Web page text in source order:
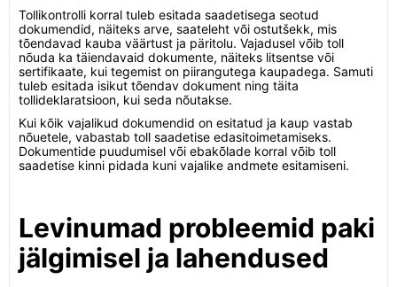
Tollikontrolli korral tuleb esitada saadetisega seotud
dokumendid, näiteks arve, saateleht või ostutšekk, mis
tõendavad kauba väärtust ja päritolu. Vajadusel võib toll
nõuda ka täiendavaid dokumente, näiteks litsentse või
sertifikaate, kui tegemist on piirangutega kaupadega. Samuti
tuleb esitada isikut tõendav dokument ning täita
tollideklaratsioon, kui seda nõutakse.
Kui kõik vajalikud dokumendid on esitatud ja kaup vastab
nõuetele, vabastab toll saadetise edasitoimetamiseks.
Dokumentide puudumisel või ebakõlade korral võib toll
saadetise kinni pidada kuni vajalike andmete esitamiseni.
Levinumad probleemid paki
jälgimisel ja lahendused